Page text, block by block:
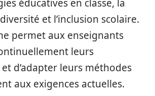
éducatives en classe, la
et l’inclusion scolaire.
permet aux enseignants
leurs
d’adapter leurs méthodes
aux exigences actuelles.